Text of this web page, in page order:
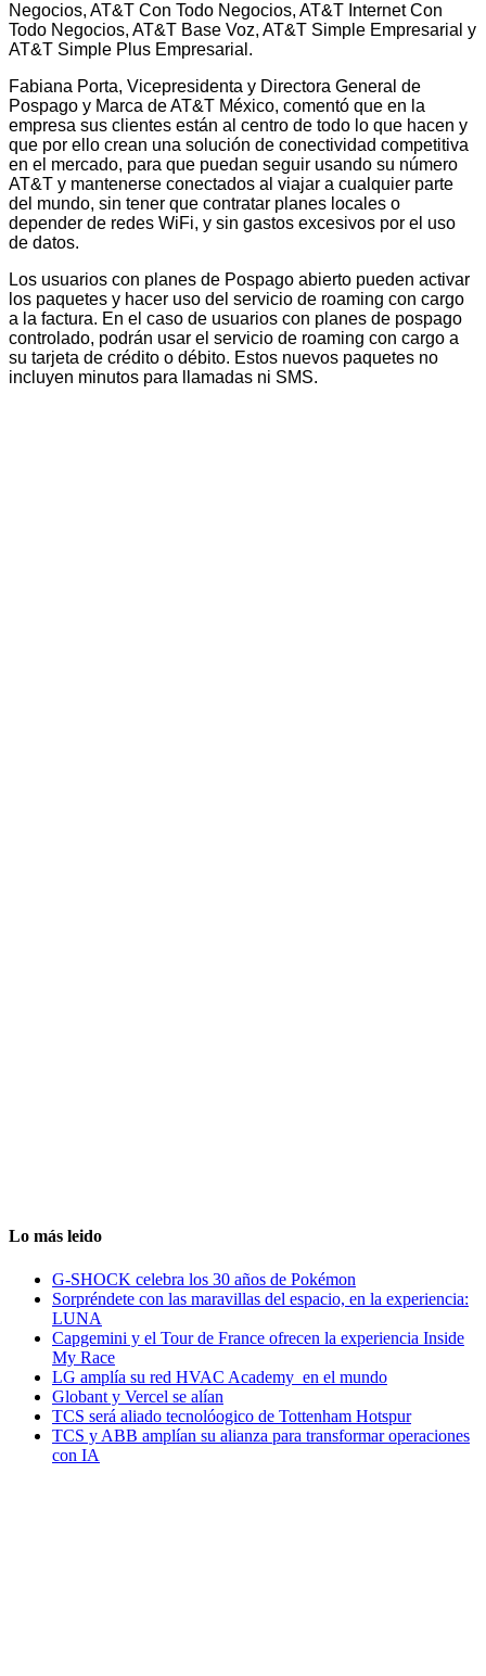
Negocios, AT&T Con Todo Negocios, AT&T Internet Con
Todo Negocios, AT&T Base Voz, AT&T Simple Empresarial y
AT&T Simple Plus Empresarial.
Fabiana Porta, Vicepresidenta y Directora General de
Pospago y Marca de AT&T México, comentó que en la
empresa sus clientes están al centro de todo lo que hacen y
que por ello crean una solución de conectividad competitiva
en el mercado, para que puedan seguir usando su número
AT&T y mantenerse conectados al viajar a cualquier parte
del mundo, sin tener que contratar planes locales o
depender de redes WiFi, y sin gastos excesivos por el uso
de datos.
Los usuarios con planes de Pospago abierto pueden activar
los paquetes y hacer uso del servicio de roaming con cargo
a la factura. En el caso de usuarios con planes de pospago
controlado, podrán usar el servicio de roaming con cargo a
su tarjeta de crédito o débito. Estos nuevos paquetes no
incluyen minutos para llamadas ni SMS.
Lo más leido
G-SHOCK celebra los 30 años de Pokémon
Sorpréndete con las maravillas del espacio, en la experiencia:
LUNA
Capgemini y el Tour de France ofrecen la experiencia Inside
My Race
LG amplía su red HVAC Academy en el mundo
Globant y Vercel se alían
TCS será aliado tecnolóogico de Tottenham Hotspur
TCS y ABB amplían su alianza para transformar operaciones
con IA